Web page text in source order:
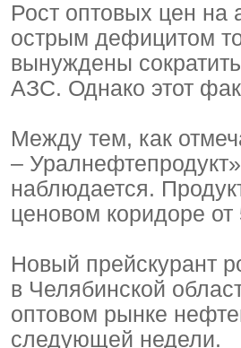
Рост оптовых цен
острым дефицитом
вынуждены
АЗС. Однако этот
Между тем, как
–
наблюдается.
ценовом коридоре
Новый прейскурант
в Челябинской
оптовом рынке
следующей недели.